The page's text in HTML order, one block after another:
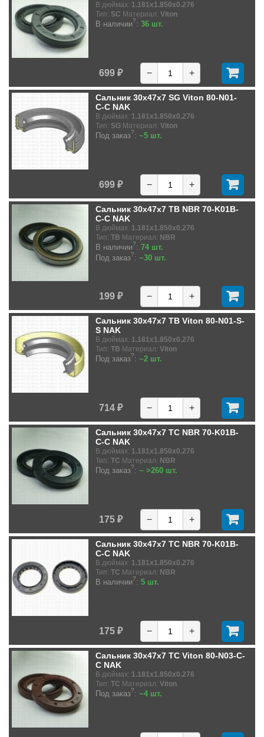
В дюймах: 1.181x1.850x0.276
Тип: SC Материал: Viton
В наличии?: 36 шт.
699 ₽ − +
Сальник 30x47x7 SG Viton 80-N01-
C-C NAK
В дюймах: 1.181x1.850x0.276
Тип: SG Материал: Viton
Под заказ?: ~5 шт.
699 ₽ − +
Сальник 30x47x7 TB NBR 70-K01B-
C-C NAK
В дюймах: 1.181x1.850x0.276
Тип: TB Материал: NBR
В наличии?: 74 шт.
Под заказ?: ~30 шт.
199 ₽ − +
Сальник 30x47x7 TB Viton 80-N01-S-
S NAK
В дюймах: 1.181x1.850x0.276
Тип: TB Материал: Viton
Под заказ?: ~2 шт.
714 ₽ − +
Сальник 30x47x7 TC NBR 70-K01B-
C-C NAK
В дюймах: 1.181x1.850x0.276
Тип: TC Материал: NBR
Под заказ?: ~ >260 шт.
175 ₽ − +
Сальник 30x47x7 TC NBR 70-K01B-
C-C NAK
В дюймах: 1.181x1.850x0.276
Тип: TC Материал: NBR
В наличии?: 5 шт.
175 ₽ − +
Сальник 30x47x7 TC Viton 80-N03-C-
C NAK
В дюймах: 1.181x1.850x0.276
Тип: TC Материал: Viton
Под заказ?: ~4 шт.